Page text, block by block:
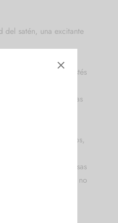
del satén, una excitante
hayas utilizado o estés
de dominación y
de organza, lo que las
de roles más ligeros,
opción para
sensual. Las esposas
de emergencia. Pero no
pesadas para una